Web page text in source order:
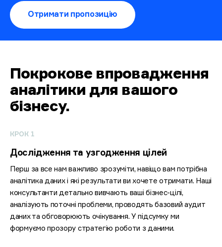
Отримати пропозицію
Покрокове впровадження
аналітики для вашого
бізнесу.
КРОК 1
Дослідження та узгодження цілей
Перш за все нам важливо зрозуміти, навіщо вам потрібна
аналітика даних і які результати ви хочете отримати. Наші
консультанти детально вивчають ваші бізнес-цілі,
аналізують поточні проблеми, проводять базовий аудит
даних та обговорюють очікування. У підсумку ми
формуємо прозору стратегію роботи з даними.